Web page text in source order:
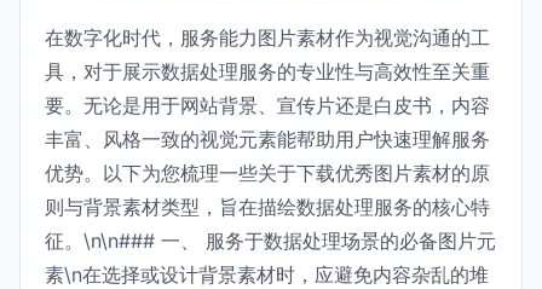
在数字化时代，服务能力图片素材作为视觉沟通的工
具，对于展示数据处理服务的专业性与高效性至关重
要。无论是用于网站背景、宣传片还是白皮书，内容
丰富、风格一致的视觉元素能帮助用户快速理解服务
优势。以下为您梳理一些关于下载优秀图片素材的原
则与背景素材类型，旨在描绘数据处理服务的核心特
征。\n\n### 一、 服务于数据处理场景的必备图片元
素\n在选择或设计背景素材时，应避免内容杂乱的堆